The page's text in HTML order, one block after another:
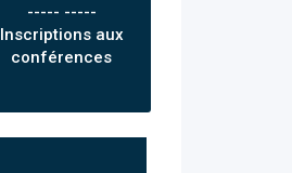
----- -----
Inscriptions aux
conférences